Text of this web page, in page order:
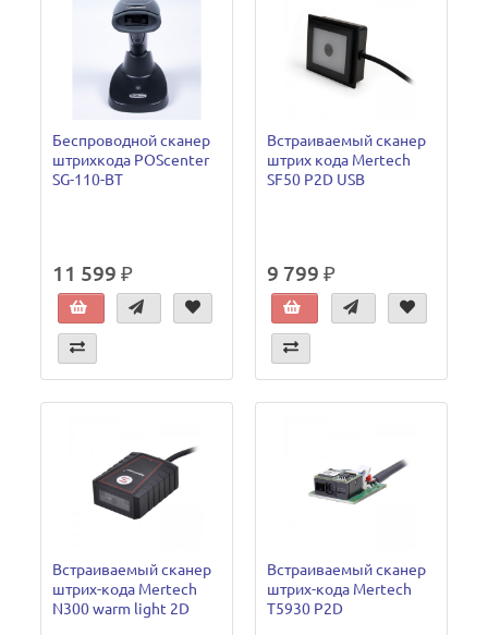
Беспроводной сканер
штрихкода POScenter
SG-110-BT
11 599 ₽
Встраиваемый сканер
штрих кода Mertech
SF50 P2D USB
9 799 ₽
Встраиваемый сканер
штрих-кода Mertech
N300 warm light 2D
Встраиваемый сканер
штрих-кода Mertech
T5930 P2D